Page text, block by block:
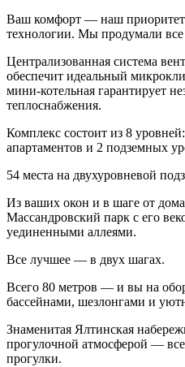
Ваш комфорт — наш
технологии. Мы продумали
Централизованная система
обеспечит идеальный
мини-котельная гарантирует
теплоснабжения.
Комплекс состоит из 8
апартаментов и 2 подземных
54 места на двухуровневой
Из ваших окон и в шаге от
Массандровский парк с его
уединенными аллеями.
Все лучшее — в двух шагах.
Всего 80 метров — и вы на
бассейнами, шезлонгами и
Знаменитая Ялтинская
прогулочной атмосферой —
прогулки.